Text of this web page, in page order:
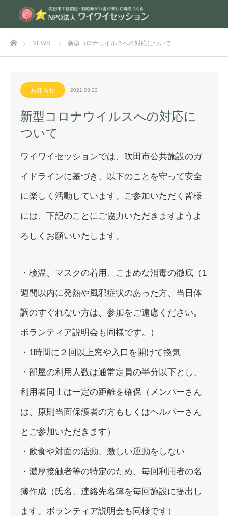
ホームNEWS 新型コロナウイルスへの対応について
お知らせ 2021.03.22
新型コロナウイルスへの対応に
ついて
ワイワイセッションでは、吹田市公共施設のガ
イドラインに基づき、以下のことを守って安全
に楽しく活動しています。ご参加いただく皆様
には、下記のことにご協力いただきますようよ
ろしくお願いいたします。
・検温、マスクの着用、こまめな消毒の徹底（1
週間以内に発熱や風邪症状のあった方、当日体
調のすぐれない方は、参加をご遠慮ください。
ボランティア説明会も同様です。）
・1時間に２回以上窓や入口を開けて換気
・部屋の利用人数は通常定員の半分以下とし、
利用者同士は一定の距離を確保（メンバーさん
は、原則当面保護者の方もしくはヘルパーさん
とご参加いただきます）
・飲食や対面の活動、激しい運動をしない
・濃厚接触者等の特定のため、毎回利用者の名
簿作成（氏名、連絡先名簿を毎回施設に提出し
ます。ボランティア説明会も同様です）